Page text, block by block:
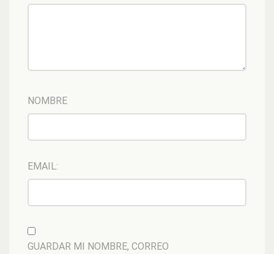
NOMBRE
EMAIL:
GUARDAR MI NOMBRE, CORREO